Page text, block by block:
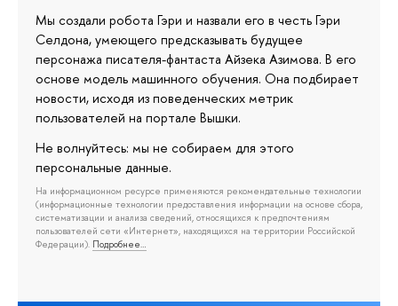
Мы создали робота Гэри и назвали его в честь Гэри
Селдона, умеющего предсказывать будущее
персонажа писателя-фантаста Айзека Азимова. В его
основе модель машинного обучения. Она подбирает
новости, исходя из поведенческих метрик
пользователей на портале Вышки.
Не волнуйтесь: мы не собираем для этого
персональные данные.
На информационном ресурсе применяются рекомендательные технологии
(информационные технологии предоставления информации на основе сбора,
систематизации и анализа сведений, относящихся к предпочтениям
пользователей сети «Интернет», находящихся на территории Российской
Федерации). Подробнее…